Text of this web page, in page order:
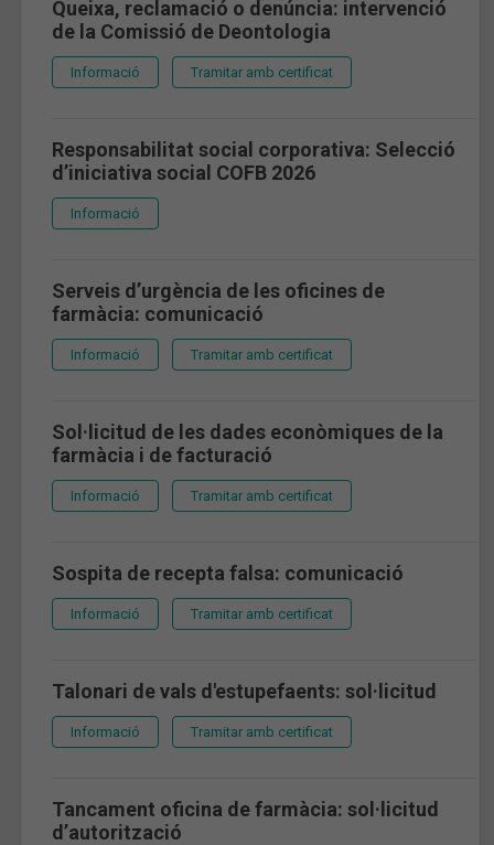
Queixa, reclamació o denúncia: intervenció
de la Comissió de Deontologia
Informació Tramitar amb certificat
Responsabilitat social corporativa: Selecció
d’iniciativa social COFB 2026
Informació
Serveis d’urgència de les oficines de
farmàcia: comunicació
Informació Tramitar amb certificat
Sol·licitud de les dades econòmiques de la
farmàcia i de facturació
Informació Tramitar amb certificat
Sospita de recepta falsa: comunicació
Informació Tramitar amb certificat
Talonari de vals d'estupefaents: sol·licitud
Informació Tramitar amb certificat
Tancament oficina de farmàcia: sol·licitud
d’autorització